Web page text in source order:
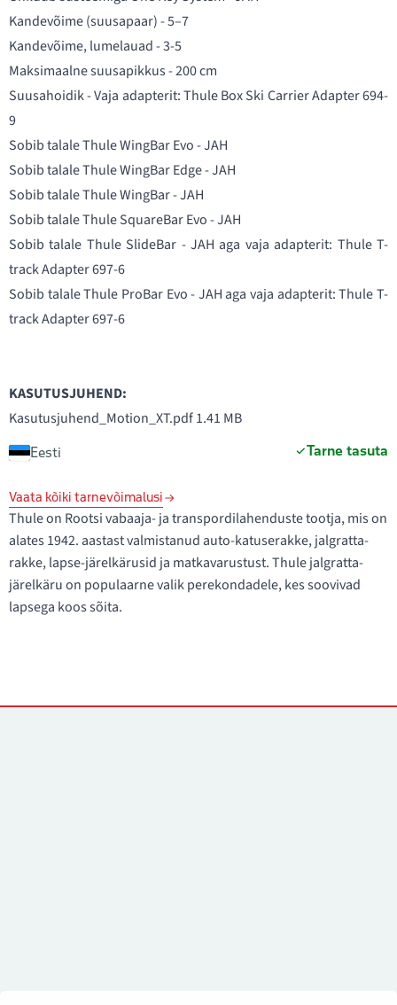
Kandevõime (suusapaar) - 5–7
Kandevõime, lumelauad - 3-5
Maksimaalne suusapikkus - 200 cm
Suusahoidik - Vaja adapterit:Thule Box Ski Carrier Adapter 694-
9
Sobib talale Thule WingBar Evo - JAH
Sobib talale Thule WingBar Edge - JAH
Sobib talale Thule WingBar - JAH
Sobib talale Thule SquareBar Evo - JAH
Sobib talale Thule SlideBar - JAH aga vaja adapterit: Thule T-
track Adapter 697-6
Sobib talale Thule ProBar Evo - JAH aga vaja adapterit:Thule T-
track Adapter 697-6
KASUTUSJUHEND:
Kasutusjuhend_Motion_XT.pdf1.41 MB
Eesti Tarne tasuta
Vaata kõiki tarnevõimalusi
Thule on Rootsi vabaaja- ja transpordilahenduste tootja, mis on
alates 1942. aastast valmistanud auto-katuserakke, jalgratta-
rakke, lapse-järelkärusid ja matkavarustust. Thule jalgratta-
järelkäru on populaarne valik perekondadele, kes soovivad
lapsega koos sõita.